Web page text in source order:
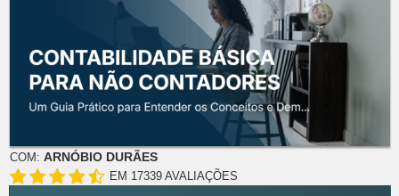
COM: ARNÓBIO DURÃES
EM 17339 AVALIAÇÕES